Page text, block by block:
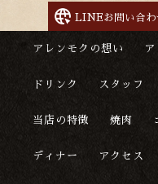
LINEお問い合わ
アレンモクの想い
ドリンク スタッフ
当店の特徴 焼肉
ディナー アクセス